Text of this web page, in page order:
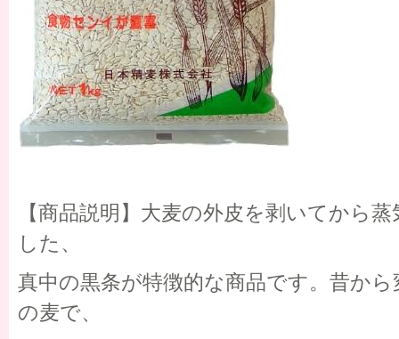
【商品説明】大麦の外皮を剥いてから
した、
真中の黒条が特徴的な商品です。昔か
の麦で、